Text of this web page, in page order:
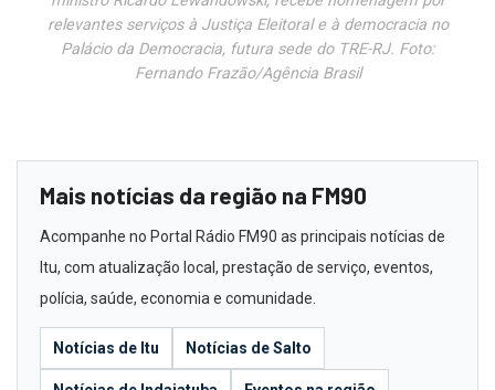
relevantes serviços à Justiça Eleitoral e à democracia no
Palácio da Democracia, futura sede do TRE-RJ. Foto:
Fernando Frazão/Agência Brasil
Mais notícias da região na FM90
Acompanhe no Portal Rádio FM90 as principais notícias de
Itu, com atualização local, prestação de serviço, eventos,
polícia, saúde, economia e comunidade.
Notícias de Itu Notícias de Salto